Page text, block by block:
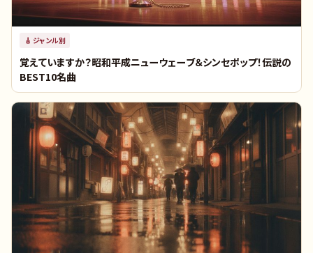
🎸 ジャンル別
覚えていますか？昭和平成ニューウェーブ＆シンセポップ！伝説の
BEST10名曲